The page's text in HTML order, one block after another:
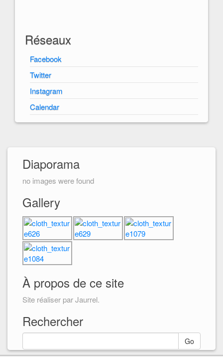
Réseaux
Facebook
Twitter
Instagram
Calendar
Diaporama
no images were found
Gallery
À propos de ce site
Site réaliser par Jaurrel.
Rechercher
Go